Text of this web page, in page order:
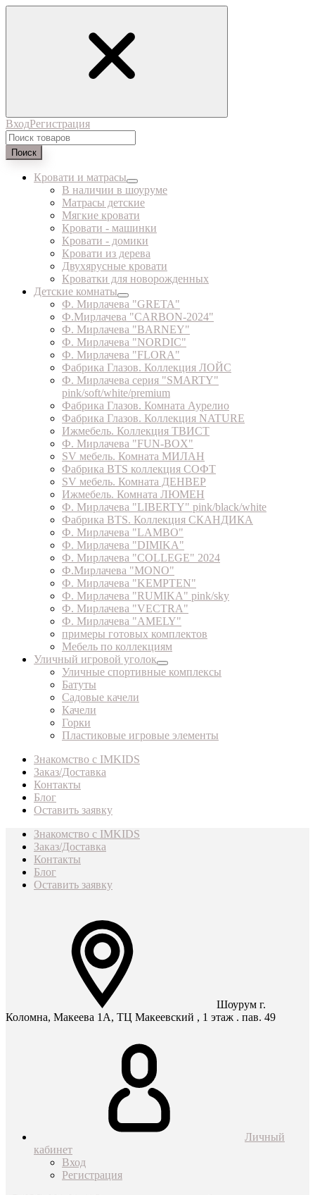
ВходРегистрация
Поиск
Кровати и матрасы
В наличии в шоуруме
Матрасы детские
Мягкие кровати
Кровати - машинки
Кровати - домики
Кровати из дерева
Двухярусные кровати
Кроватки для новорожденных
Детские комнаты
Ф. Мирлачева "GRETA"
Ф.Мирлачева "CARBON-2024"
Ф. Мирлачева "BARNEY"
Ф. Мирлачева "NORDIC"
Ф. Мирлачева "FLORA"
Фабрика Глазов. Коллекция ЛОЙС
Ф. Мирлачева серия "SMARTY"
pink/soft/white/premium
Фабрика Глазов. Комната Аурелио
Фабрика Глазов. Коллекция NATURE
Ижмебель. Коллекция ТВИСТ
Ф. Мирлачева "FUN-BOX"
SV мебель. Комната МИЛАН
Фабрика BTS коллекция СОФТ
SV мебель. Комната ДЕНВЕР
Ижмебель. Комната ЛЮМЕН
Ф. Мирлачева "LIBERTY" pink/black/white
Фабрика BTS. Коллекция СКАНДИКА
Ф. Мирлачева "LAMBO"
Ф. Мирлачева "DIMIKA"
Ф. Мирлачева "COLLEGE" 2024
Ф.Мирлачева "MONO"
Ф. Мирлачева "KEMPTEN"
Ф. Мирлачева "RUMIKA" pink/sky
Ф. Мирлачева "VECTRA"
Ф. Мирлачева "AMELY"
примеры готовых комплектов
Мебель по коллекциям
Уличный игровой уголок
Уличные спортивные комплексы
Батуты
Садовые качели
Качели
Горки
Пластиковые игровые элементы
Знакомство с IMKIDS
Заказ/Доставка
Контакты
Блог
Оставить заявку
Знакомство с IMKIDS
Заказ/Доставка
Контакты
Блог
Оставить заявку
Шоурум г.
Коломна, Макеева 1А, ТЦ Макеевский , 1 этаж . пав. 49
Личный
кабинет
Вход
Регистрация